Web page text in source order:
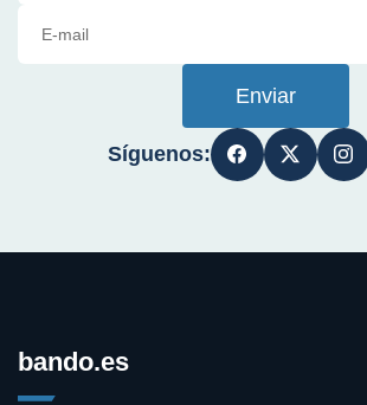
Enviar
Síguenos:
bando.es